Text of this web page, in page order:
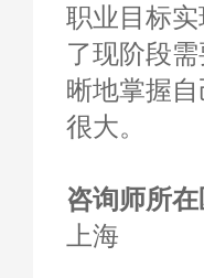
职业目标
了现阶段
晰地掌握
很大。
咨询师所
上海